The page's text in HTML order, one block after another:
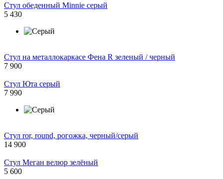
Стул обеденный Minnie серый
5 430
Стул на металлокаркасе Фена R зеленый / черный
7 900
Стул Юта серый
7 990
Стул ror, round, рогожка, черный/серый
14 900
Стул Меган велюр зелёный
5 600